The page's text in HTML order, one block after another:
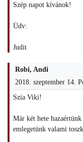
Szép napot kívánok!
Üdv:
Judit
Robi, Andi
2018. szeptember 14.
Szia Viki!
Már két hete
emlegetünk valami